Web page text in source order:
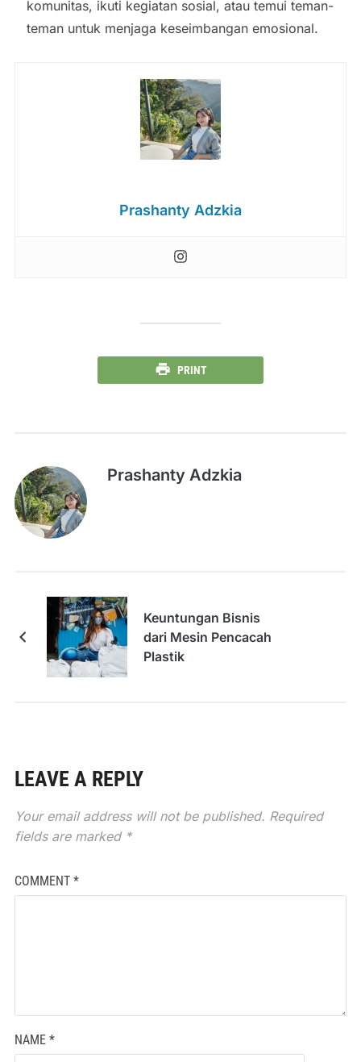
komunitas, ikuti kegiatan sosial, atau temui teman-
teman untuk menjaga keseimbangan emosional.
Prashanty Adzkia
PRINT
Prashanty Adzkia
Keuntungan Bisnis
dari Mesin Pencacah
Plastik
LEAVE A REPLY
Your email address will not be published. Required
fields are marked *
COMMENT *
NAME *